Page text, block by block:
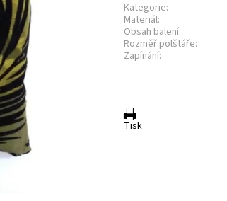
Kategorie:
Materiál:
Obsah balení:
Rozměř polštáře:
Zapínání:
Tisk